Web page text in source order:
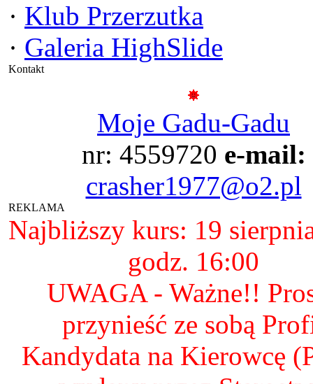
· Klub Przerzutka
· Galeria HighSlide
Kontakt
Moje Gadu-Gadu
nr: 4559720 e-mail:
crasher1977@o2.pl
REKLAMA
Najbliższy kurs: 19
godz. 16:00
UWAGA - Ważne!!
przynieść ze sobą
Kandydata na Kierowcę